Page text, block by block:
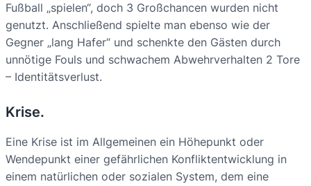
Fußball „spielen“, doch 3 Großchancen wurden nicht
genutzt. Anschließend spielte man ebenso wie der
Gegner „lang Hafer“ und schenkte den Gästen durch
unnötige Fouls und schwachem Abwehrverhalten 2 Tore
– Identitätsverlust.
Krise.
Eine Krise ist im Allgemeinen ein Höhepunkt oder
Wendepunkt einer gefährlichen Konfliktentwicklung in
einem natürlichen oder sozialen System, dem eine